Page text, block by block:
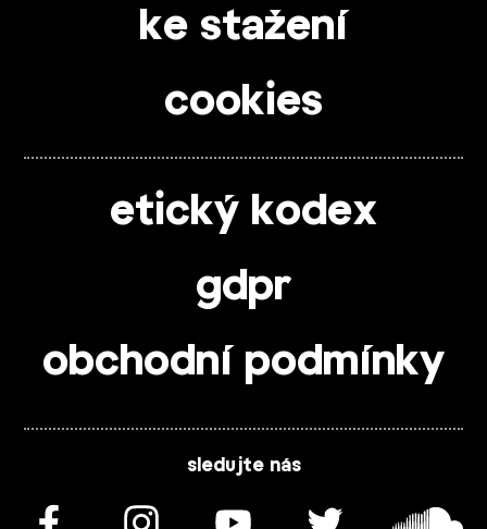
ke stažení
cookies
etický kodex
gdpr
obchodní podmínky
sledujte nás